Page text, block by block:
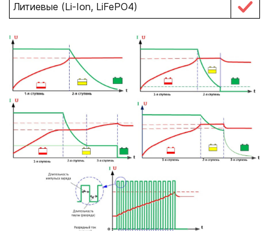
Литиевые (Li-Ion, LiFePO4)